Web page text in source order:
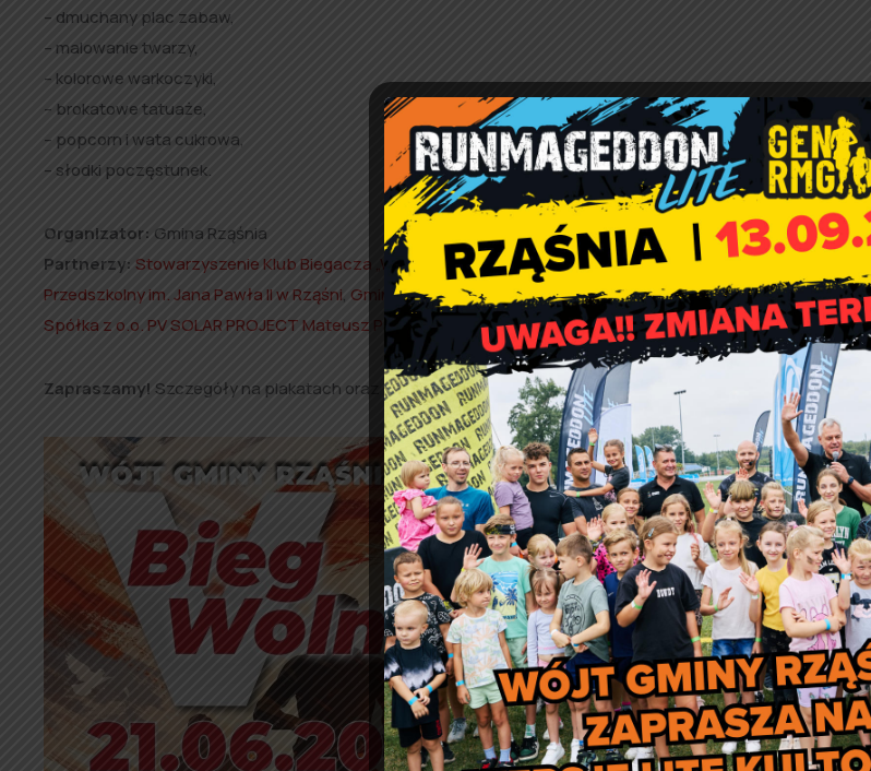
– dmuchany plac zabaw,
– malowanie twarzy,
– kolorowe warkoczyki,
– brokatowe tatuaże,
– popcorn i wata cukrowa,
– słodki poczęstunek.
Organizator: Gmina Rząśnia
Partnerzy: Stowarzyszenie Klub Biegacza „Warta” LKS „Czarni” Rząśnia, Ochotnicze Straże Pożarne,
Przedszkolny im. Jana Pawła II w Rząśni, Gminna Biblioteka Publiczna w Rząśni,ESBANK Bank Spółdzielczy,
Spółka z o.o.PV SOLAR PROJECT Mateusz Parchyniak , JUST-MET Sp. z o. o.Calc Group Sp. z o. o.„Bet-
Zapraszamy! Szczegóły na plakatach oraz pod linkiem:rzasnia.pl/biegwolnosci